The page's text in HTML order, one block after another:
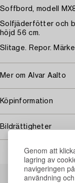
Genom att
lagring av
navigeringen
användning
Soffbord, modell
Solfjäderfötter och
höjd 56 cm.
Slitage. Repor.
Mer om Alvar Aalto
Köpinformation
Bildrättigheter